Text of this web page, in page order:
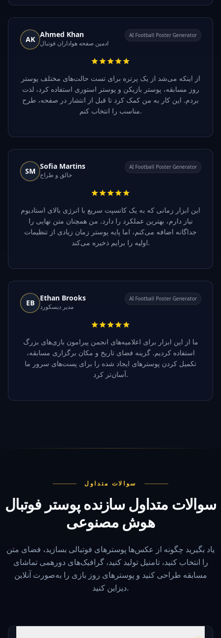
AK
Ahmed Khan
ادمین صفحه هواداران فوتبال
AI Football Poster Generator
از اینکه می‌شد از یک پرتره برای تست حالت‌های مختلف پوستر
روز مسابقه، پوستر بازیکن و پوستر استوری استفاده کرد، لذت
بردم. این کار به من کمک کرد تا قبل از انتشار در صفحه، طرح
مناسب را انتخاب کنم.
SM
Sofia Martins
خالق و طراح
AI Football Poster Generator
این ابزار زمانی که به یک کانسپت سریع با انرژی بالای استادیوم
نیاز دارم، بهترین عملکرد را دارد. من همچنان متن نهایی را
جداگانه اضافه می‌کنم، اما پایه پوستر زمان زیادی از تنظیمات
اولیه را برایم ذخیره می‌کند.
EB
Ethan Brooks
مدیر دیسکورد
AI Football Poster Generator
ما از این ابزار برای اعلامیه‌های انجمن پیرامون بازی‌های بزرگ
استفاده کردیم. گزینه فضای تاریخ و مکان برگزاری مسابقه،
تکمیل کردن پوسترهای ایجاد شده را برای پست‌های سرور ما
آسان‌تر کرد.
سوالات متداول
سوالات متداول سازنده پوستر فوتبال
هوش مصنوعی
یاد بگیرید چگونه از عکس‌ها پوسترهای فوتبالی بسازید، فضای متن
را انتخاب کنید، تامنیل تولید کنید، گرافیک‌های دورهمی تماشای
مسابقه طراحی کنید و پوسترهای روز بازی را به‌صورت آنلاین
دیزاین کنید.